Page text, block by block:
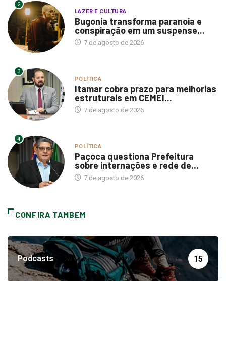
2
LAZER E CULTURA
Bugonia transforma paranoia e
conspiração em um suspense...
7 de agosto de 2026
3
POLÍTICA
Itamar cobra prazo para melhorias
estruturais em CEMEI...
7 de agosto de 2026
4
POLÍTICA
Paçoca questiona Prefeitura
sobre internações e rede de...
7 de agosto de 2026
CONFIRA TAMBEM
Podcasts 15